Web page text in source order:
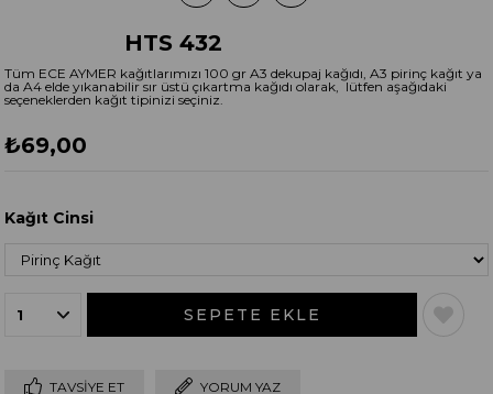
HTS 432
Tüm ECE AYMER kağıtlarımızı 100 gr A3 dekupaj kağıdı, A3 pirinç kağıt ya
da A4 elde yıkanabilir sır üstü çıkartma kağıdı olarak, lütfen aşağıdaki
seçeneklerden kağıt tipinizi seçiniz.
₺69,00
Kağıt Cinsi
TAVSIYE ET YORUM YAZ